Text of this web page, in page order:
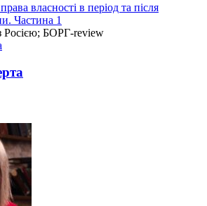
власності в період та після
Частина 1
Росією; БОРГ-review